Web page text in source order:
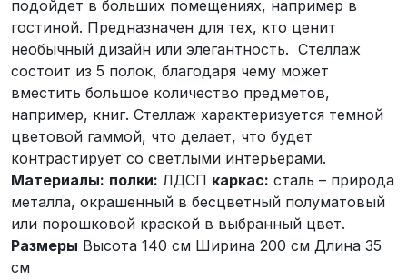
подойдет в больших помещениях, например в
гостиной. Предназначен для тех, кто ценит
необычный дизайн или элегантность. Стеллаж
состоит из 5 полок, благодаря чему может
вместить большое количество предметов,
например, книг. Стеллаж характеризуется темной
цветовой гаммой, что делает, что будет
контрастирует со светлыми интерьерами.
Материалы: полки: ЛДСП каркас: сталь – природа
металла, окрашенный в бесцветный полуматовый
или порошковой краской в выбранный цвет.
Размеры Высота 140 см Ширина 200 см Длина 35
см